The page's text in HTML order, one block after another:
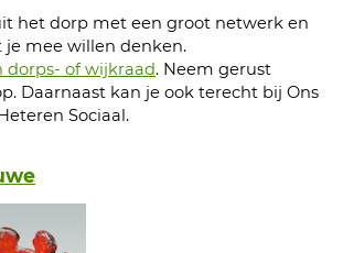
het dorp met een groot netwerk en
mee willen denken.
dorps- of wijkraad. Neem gerust
Daarnaast kan je ook terecht bij Ons
Sociaal.